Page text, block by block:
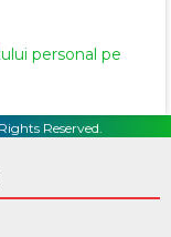
personal pe
Reserved.